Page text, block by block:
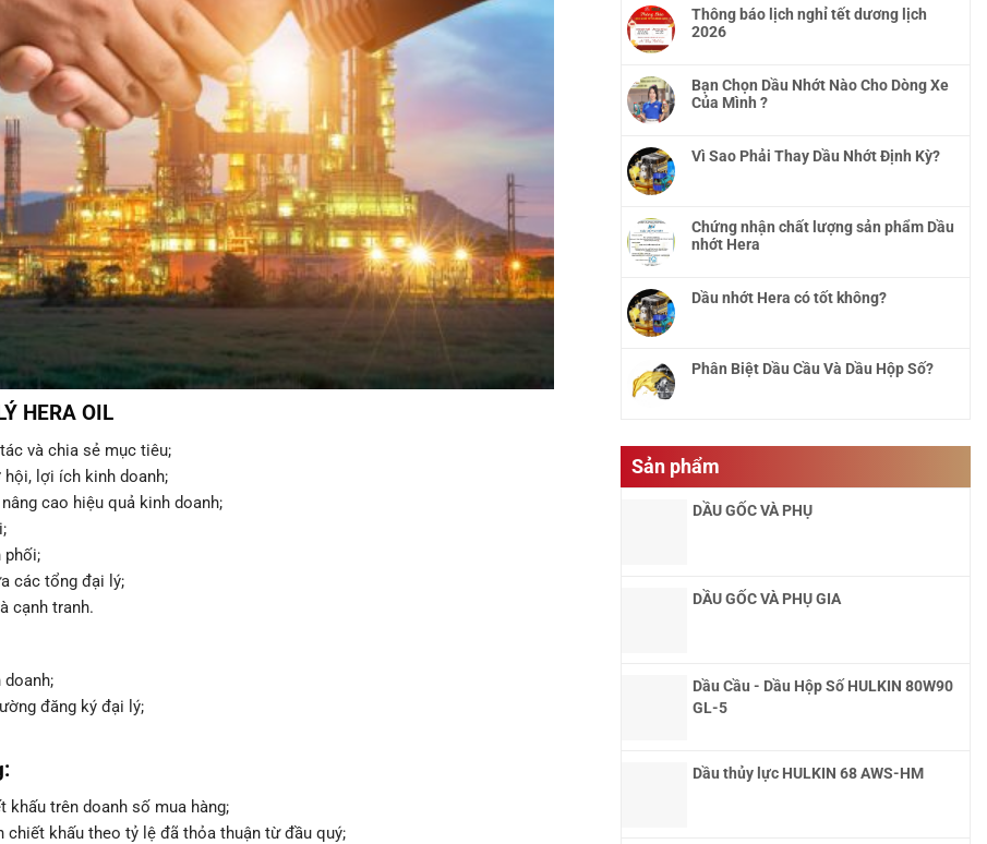
HERA OIL
và chia sẻ mục tiêu;
lợi ích kinh doanh;
cao hiệu quả kinh doanh;
phối;
các tổng đại lý;
cạnh tranh.
đăng ký đại lý;
khấu trên doanh số mua hàng;
khấu theo tỷ lệ đã thỏa thuận từ đầu quý;
Thông báo lịch nghỉ tết dương lịch
2026
Bạn Chọn Dầu Nhớt Nào Cho Dòng Xe
Của Mình ?
Vì Sao Phải Thay Dầu Nhớt Định Kỳ?
Chứng nhận chất lượng sản phẩm Dầu
nhớt Hera
Dầu nhớt Hera có tốt không?
Phân Biệt Dầu Cầu Và Dầu Hộp Số?
Sản phẩm
DẦU GỐC VÀ PHỤ
DẦU GỐC VÀ PHỤ GIA
Dầu Cầu - Dầu Hộp Số HULKIN 80W90
GL-5
Dầu thủy lực HULKIN 68 AWS-HM